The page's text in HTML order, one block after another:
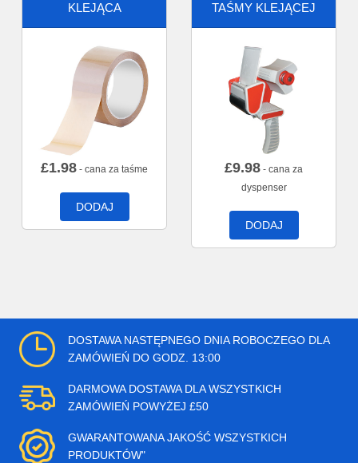
KLEJĄCA
£1.98 - cana za taśme
DODAJ
TAŚMY KLEJĄCEJ
£9.98 - cana za
dyspenser
DODAJ
DOSTAWA NASTĘPNEGO DNIA ROBOCZEGO DLA
ZAMÓWIEŃ DO GODZ. 13:00
DARMOWA DOSTAWA DLA WSZYSTKICH
ZAMÓWIEŃ POWYŻEJ £50
GWARANTOWANA JAKOŚĆ WSZYSTKICH
PRODUKTÓW"